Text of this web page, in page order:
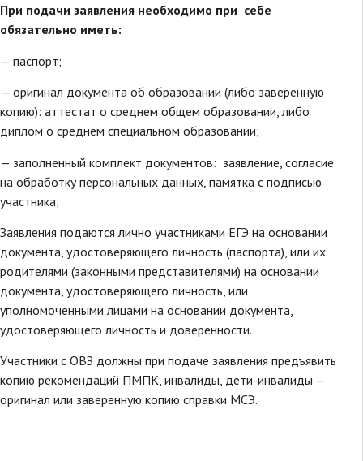
При подачи заявления необходимо при себе
обязательно иметь:
— паспорт;
— оригинал документа об образовании (либо заверенную
копию): аттестат о среднем общем образовании, либо
диплом о среднем специальном образовании;
— заполненный комплект документов: заявление, согласие
на обработку персональных данных, памятка с подписью
участника;
Заявления подаются лично участниками ЕГЭ на основании
документа, удостоверяющего личность (паспорта), или их
родителями (законными представителями) на основании
документа, удостоверяющего личность, или
уполномоченными лицами на основании документа,
удостоверяющего личность и доверенности.
Участники с ОВЗ должны при подаче заявления предъявить
копию рекомендаций ПМПК, инвалиды, дети-инвалиды —
оригинал или заверенную копию справки МСЭ.